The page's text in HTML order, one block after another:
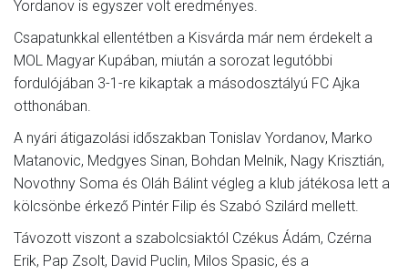
Yordanov is egyszer volt eredményes.
Csapatunkkal ellentétben a Kisvárda már nem érdekelt a
MOL Magyar Kupában, miután a sorozat legutóbbi
fordulójában 3-1-re kikaptak a másodosztályú FC Ajka
otthonában.
A nyári átigazolási időszakban Tonislav Yordanov, Marko
Matanovic, Medgyes Sinan, Bohdan Melnik, Nagy Krisztián,
Novothny Soma és Oláh Bálint végleg a klub játékosa lett a
kölcsönbe érkező Pintér Filip és Szabó Szilárd mellett.
Távozott viszont a szabolcsiaktól Czékus Ádám, Czérna
Erik, Pap Zsolt, David Puclin, Milos Spasic, és a